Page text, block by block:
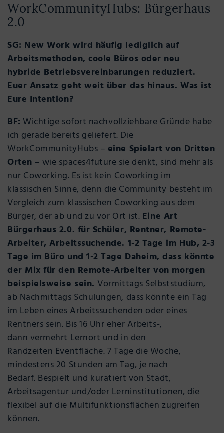
WorkCommunityHubs: Bürgerhaus
2.0
SG: New Work wird häufig lediglich auf
Arbeitsmethoden, coole Büros oder neu
hybride Betriebsvereinbarungen reduziert.
Euer Ansatz geht weit über das hinaus. Was ist
Eure Intention?
BF: Wichtige sofort nachvollziehbare Gründe habe
ich gerade bereits geliefert. Die
WorkCommunityHubs – eine Spielart von Dritten
Orten – wie spaces4future sie denkt, sind mehr als
nur Coworking. Es ist kein Coworking im
klassischen Sinne, denn die Community besteht im
Vergleich zum klassischen Coworking aus dem
Bürger, der ab und zu vor Ort ist. Eine Art
Bürgerhaus 2.0. für Schüler, Rentner, Remote-
Arbeiter, Arbeitssuchende. 1-2 Tage im Hub, 2-3
Tage im Büro und 1-2 Tage Daheim, dass könnte
der Mix für den Remote-Arbeiter von morgen
beispielsweise sein. Vormittags Selbststudium,
ab Nachmittags Schulungen, dass könnte ein Tag
im Leben eines Arbeitssuchenden oder eines
Rentners sein. Bis 16 Uhr eher Arbeits-,
dann vermehrt Lernort und in den
Randzeiten Eventfläche. 7 Tage die Woche,
mindestens 20 Stunden am Tag, je nach
Bedarf. Bespielt und kuratiert von Stadt,
Arbeitsagentur und/oder Lerninstitutionen, die
flexibel auf die Multifunktionsflächen zugreifen
können.